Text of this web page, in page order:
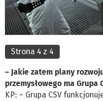
Strona 4 z 4
– Jakie zatem plany
przemysłowego ma Grupa
KP: – Grupa CSV